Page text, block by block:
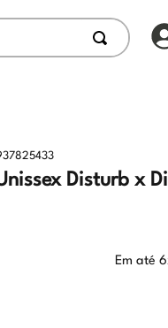
Disturb x
Em até6